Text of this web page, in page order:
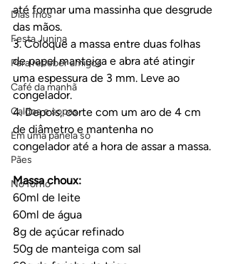
Dias frios
Festa Junina
Para receber amigos
Café da manhã
Caldos e sopas
Em uma panela só
Pães
No forno
até formar uma massinha que desgrude
das mãos.
3. Coloque a massa entre duas folhas
de papel manteiga e abra até atingir
uma espessura de 3 mm. Leve ao
congelador.
4. Depois, corte com um aro de 4 cm
de diâmetro e mantenha no
congelador até a hora de assar a massa.
Massa choux:
60ml de leite
60ml de água
8g de açúcar refinado
50g de manteiga com sal